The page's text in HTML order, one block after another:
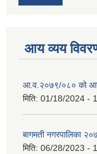
आय व्यय
आ.व.२०७९/०८० को
मिति: 01/18/2024 -
बागमती नगरपालिका
मिति: 06/28/2023 -